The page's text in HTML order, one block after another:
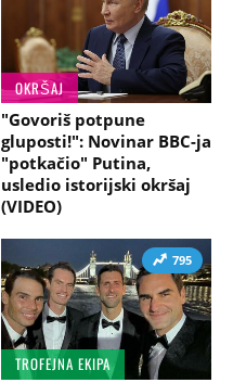
OKRŠAJ
"Govoriš potpune
gluposti!": Novinar BBC-ja
"potkačio" Putina,
usledio istorijski okršaj
(VIDEO)
795
TROFEJNA EKIPA